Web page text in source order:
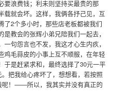
要浪费钱；利未则坚持买最贵的那
载就会坏。这样，我俩各抒己见，互
了2个多小时，那些店老板都被我们
教会的张辉小弟兄陪我们一起去，
句怨言也不发，我这才心生内疚，
鸡毛蒜皮的小事上互不顺服，在年轻
于是赶紧求和，最终选择了30元一平
把我给心疼坏了，想想看，若按照
呢！——所以，我其实并没有真正的